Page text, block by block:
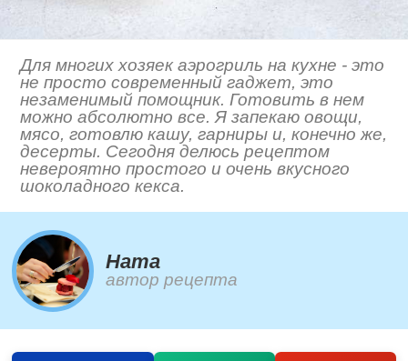
Для многих хозяек аэрогриль на кухне - это
не просто современный гаджет, это
незаменимый помощник. Готовить в нем
можно абсолютно все. Я запекаю овощи,
мясо, готовлю кашу, гарниры и, конечно же,
десерты. Сегодня делюсь рецептом
невероятно простого и очень вкусного
шоколадного кекса.
Ната
автор рецепта